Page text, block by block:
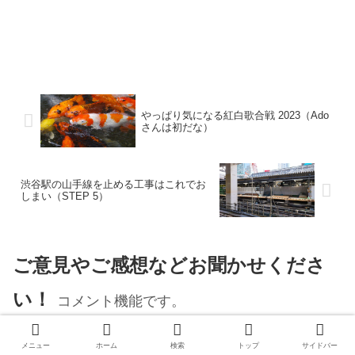
やっぱり気になる紅白歌合戦 2023（Ado
さんは初だな）
渋谷駅の山手線を止める工事はこれでお
しまい（STEP 5）
ご意見やご感想などお聞かせくださ
い！
コメント機能です。
コメントを書き込む
メニュー ホーム 検索 トップ サイドバー